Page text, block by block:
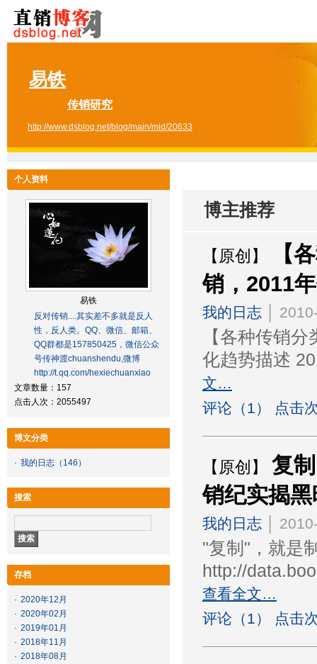
易铁
传销研究
http://www.dsblog.net/blog/main/mid/20633
个人资料
易铁
反对传销....其实差不多就是反人
性，反人类。QQ、微信、邮箱、
QQ群都是157850425，微信公众
号传神渡chuanshendu,微博
http://t.qq.com/hexiechuanxiao
文章数量：157
点击人次：2055497
博文分类
· 我的日志 （146）
搜索
存档
· 2020年12月
· 2020年02月
· 2019年01月
· 2018年11月
· 2018年08月
博主推荐
【原创】
【
销，2011
我的日志 │
【各种传销
化趋势描述
文…
评论（1） 点击
【原创】
复
销纪实揭
我的日志 │
"复制"，就是
http://
查看全文…
评论（1） 点击